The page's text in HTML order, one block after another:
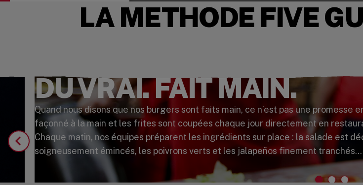
LA MÉTHODE FIVE
DU VRAI. FAIT MAIN.
Quand nous disons que nos burgers sont faits main, ce n’est pas une promesse
façonné à la main et les frites sont coupées chaque jour directement en
Chaque matin, nos équipes préparent les ingrédients sur place : la salade est
soigneusement émincés, les poivrons verts et les jalapeños finement